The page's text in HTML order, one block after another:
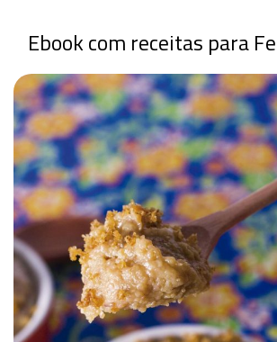
Ebook com receitas para